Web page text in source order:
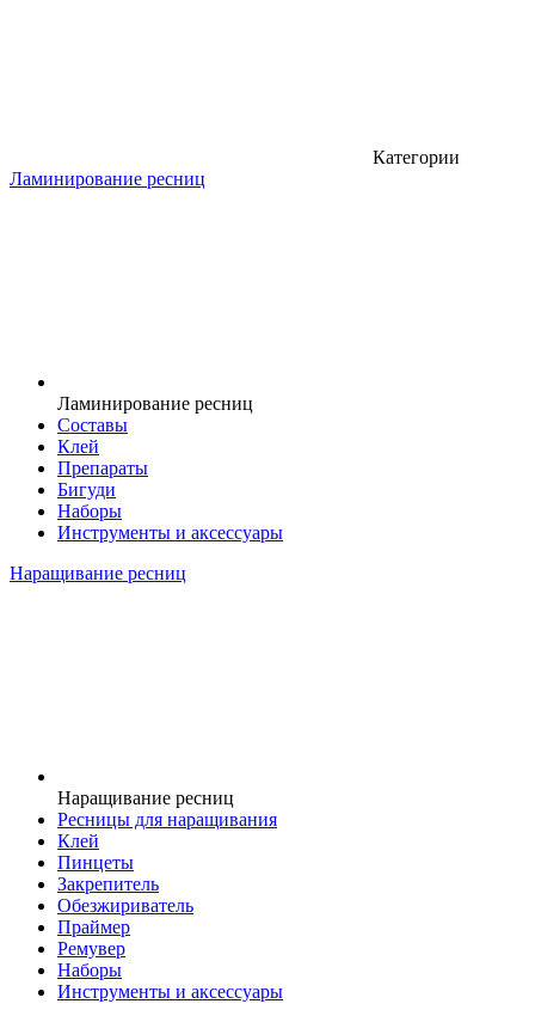
Категории
Ламинирование ресниц
Ламинирование ресниц
Составы
Клей
Препараты
Бигуди
Наборы
Инструменты и аксессуары
Наращивание ресниц
Наращивание ресниц
Ресницы для наращивания
Клей
Пинцеты
Закрепитель
Обезжириватель
Праймер
Ремувер
Наборы
Инструменты и аксессуары